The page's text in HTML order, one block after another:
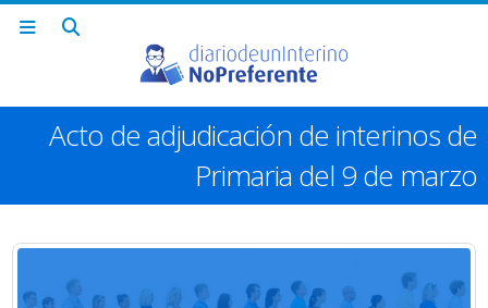
Acto de adjudicación de interinos de
Primaria del 9 de marzo